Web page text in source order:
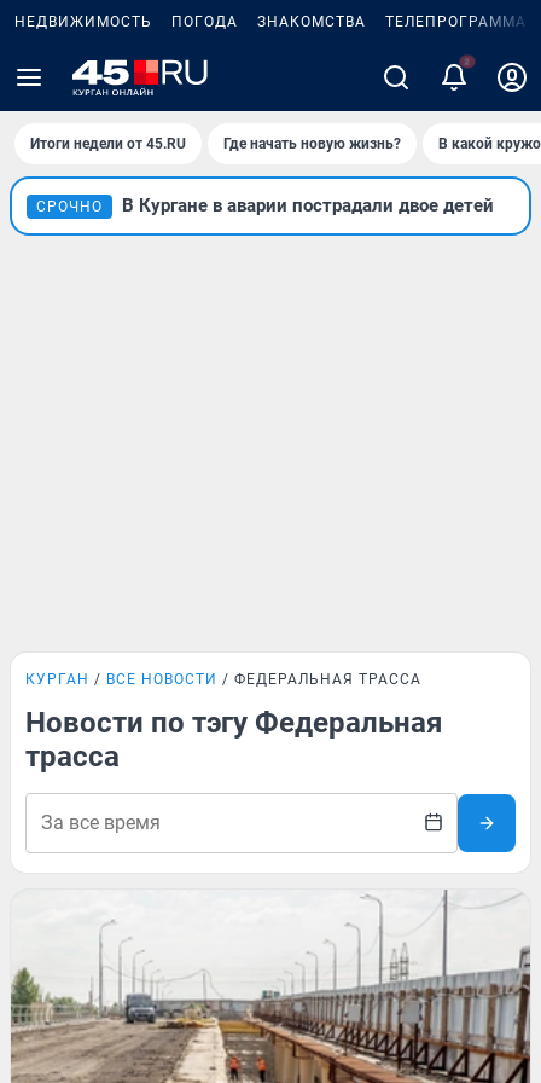
НЕДВИЖИМОСТЬ ПОГОДА ЗНАКОМСТВА ТЕЛЕПРОГРАММА
Итоги недели от 45.RU Где начать новую жизнь? В какой
СРОЧНО В Кургане в аварии пострадали двое детей
КУРГАН ВСЕ НОВОСТИ ФЕДЕРАЛЬНАЯ ТРАССА
Новости по тэгу Федеральная
трасса